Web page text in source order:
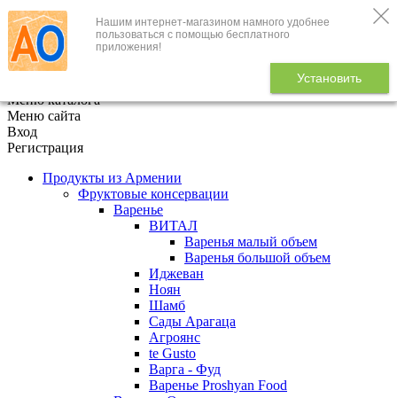
Нашим интернет-магазином намного удобнее
пользоваться с помощью бесплатного
приложения!
Установить
+7 (495) 646-888-1
В корзине
Меню каталога
Меню сайта
Вход
Регистрация
Продукты из Армении
Фруктовые консервации
Варенье
ВИТАЛ
Варенья малый объем
Варенья большой объем
Иджеван
Ноян
Шамб
Сады Арагаца
Агроянс
te Gusto
Варга - Фуд
Варенье Proshyan Food